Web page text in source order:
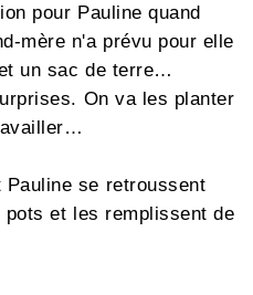
pour Pauline quand
mère n'a prévu pour elle
un sac de terre…
On va les planter
Pauline se retroussent
et les remplissent de
jour où, à bout